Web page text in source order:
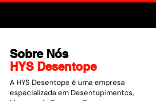
Sobre Nós
HYS Desentope
A HYS Desentope é uma empresa
especializada em Desentupimentos,